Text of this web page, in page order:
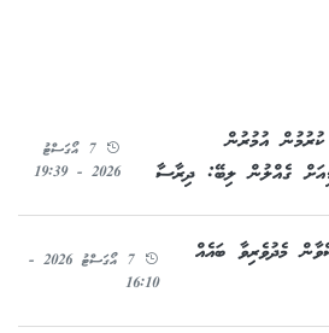
އުމުރުން
ގެއްލުން ލިބޭ: ދިރާސާ
7 އޯގަސްޓު
2026 - 19:39
މެދުވެރިވާ ބައެއް
7 އޯގަސްޓު 2026 -
16:10